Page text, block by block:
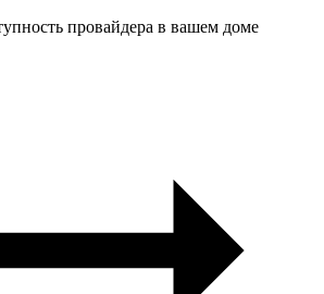
провайдера в вашем доме